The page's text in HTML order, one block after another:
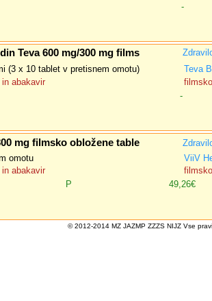
-
Teva 600 mg/300 mg films
(3 x 10 tablet v pretisnem omotu)
Teva
abakavir
-
mg filmsko obložene table
omotu
ViiV
abakavir
P 49,26€
© 2012-2014 MZ JAZMP ZZZS NIJZ Vse